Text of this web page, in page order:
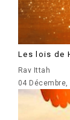
Les lois de
Rav Ittah
04 Décembre,